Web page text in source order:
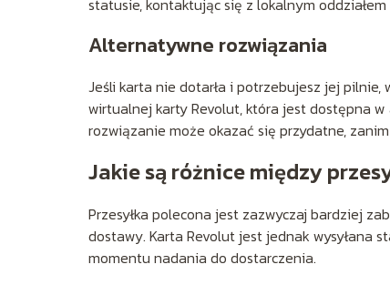
statusie, kontaktując się z lokalnym
Alternatywne rozwiązania
Jeśli karta nie dotarła i potrzebujesz jej
wirtualnej karty Revolut, która jest dostępna
rozwiązanie może okazać się przydatne,
Jakie są różnice między
Przesyłka polecona jest zazwyczaj bardziej
dostawy. Karta Revolut jest jednak wysyłana
momentu nadania do dostarczenia.